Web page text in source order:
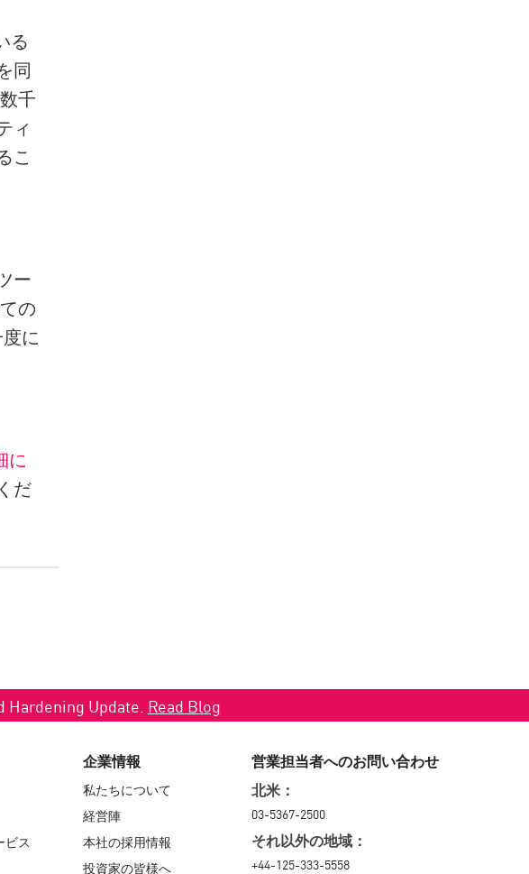
る
同
千
ィ
こ
ー
の
に
に
だ
Hardening Update. Read Blog
ビス
企業情報
私たちについて
経営陣
本社の採用情報
投資家の皆様へ
営業担当者へのお問い合わせ
北米：
03-5367-2500
それ以外の地域：
+44-125-333-5558